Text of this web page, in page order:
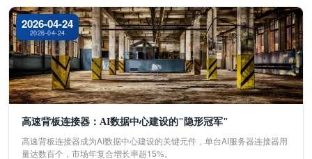
2026-04-24
2026-04-24
高速背板连接器：AI数据中心建设的"隐形冠军"
高速背板连接器成为AI数据中心建设的关键元件，单台AI服务器连接器用
量达数百个，市场年复合增长率超15%。